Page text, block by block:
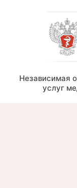
Независимая
услуг